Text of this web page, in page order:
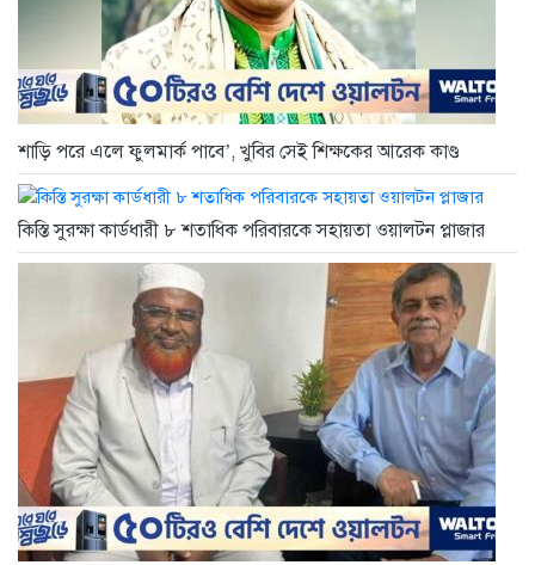
শাড়ি পরে এলে ফুলমার্ক পাবে’, খুবির সেই শিক্ষকের আরেক কাণ্ড
কিস্তি সুরক্ষা কার্ডধারী ৮ শতাধিক পরিবারকে সহায়তা ওয়ালটন প্লাজার